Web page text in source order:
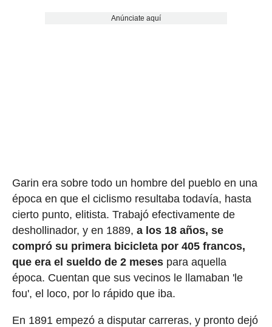
Anúnciate aquí
Garin era sobre todo un hombre del pueblo en una
época en que el ciclismo resultaba todavía, hasta
cierto punto, elitista. Trabajó efectivamente de
deshollinador, y en 1889, a los 18 años, se
compró su primera bicicleta por 405 francos,
que era el sueldo de 2 mesespara aquella
época. Cuentan que sus vecinos le llamaban 'le
fou', el loco, por lo rápido que iba.
En 1891 empezó a disputar carreras, y pronto dejó